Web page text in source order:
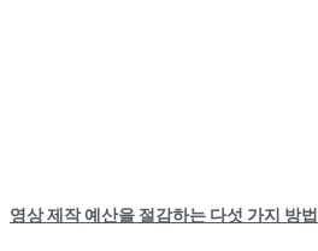
영상 제작 예산을 절감하는 다섯 가지 방법